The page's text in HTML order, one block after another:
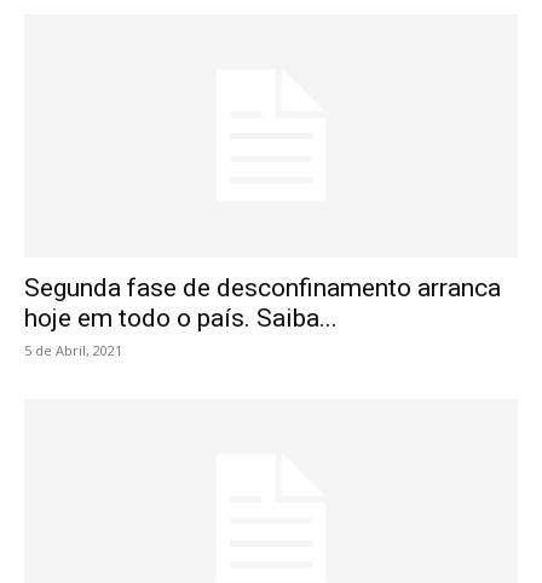
Segunda fase de desconfinamento arranca
hoje em todo o país. Saiba...
5 de Abril, 2021